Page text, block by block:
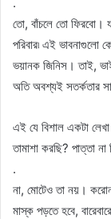
তো, বাঁচলে তো ফিরবো।
পরিবার৷ এই
ভয়ানক জিনিস। তাই,
অতি অবশ্যই সতর্কতার
এই যে বিশাল একটা
তামাশা করছি? পাত্তা না
.
না, মোটেও তা নয়।
মাস্ক পড়তে হবে,